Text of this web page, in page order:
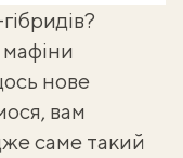
нове
вам
саме такий